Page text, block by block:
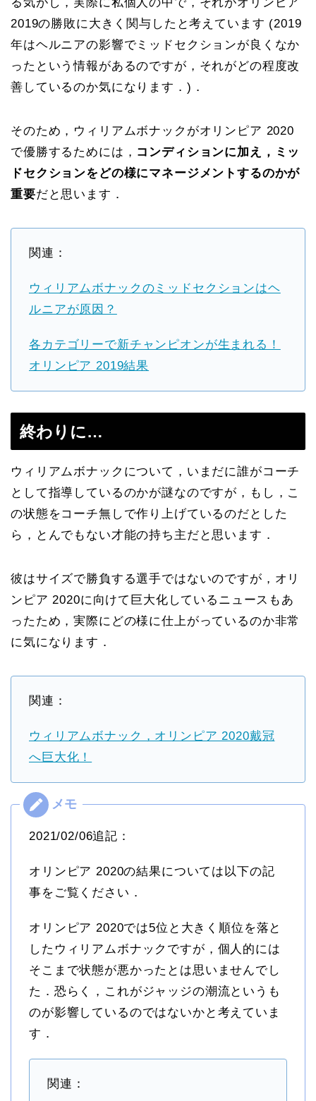
る気がし，実際に私個人の中で，それがオリンピア
2019の勝敗に大きく関与したと考えています (2019
年はヘルニアの影響でミッドセクションが良くなか
ったという情報があるのですが，それがどの程度改
善しているのか気になります．)．
そのため，ウィリアムボナックがオリンピア 2020
で優勝するためには， コンディションに加え，ミッ
ドセクションをどの様にマネージメントするのかが
重要だと思います．
関連：
ウィリアムボナックのミッドセクションはヘ
ルニアが原因？
各カテゴリーで新チャンピオンが生まれる！
オリンピア 2019結果
終わりに…
ウィリアムボナックについて，いまだに誰がコーチ
として指導しているのかが謎なのですが，もし，こ
の状態をコーチ無しで作り上げているのだとした
ら，とんでもない才能の持ち主だと思います．
彼はサイズで勝負する選手ではないのですが，オリ
ンピア 2020に向けて巨大化しているニュースもあ
ったため，実際にどの様に仕上がっているのか非常
に気になります．
関連：
ウィリアムボナック，オリンピア 2020戴冠
へ巨大化！
2021/02/06追記：
オリンピア 2020の結果については以下の記
事をご覧ください．
オリンピア 2020では5位と大きく順位を落と
したウィリアムボナックですが，個人的には
そこまで状態が悪かったとは思いませんでし
た．恐らく，これがジャッジの潮流というも
のが影響しているのではないかと考えていま
す．
関連：